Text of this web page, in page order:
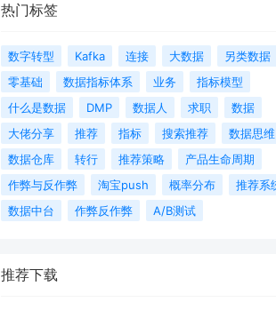
热门标签
数字转型 Kafka 连接 大数据
另类数据
零基础
数据指标体系 业务
指标模型
什么是数据
DMP 数据人 求职
数据
大佬分享
推荐 指标 搜索推荐
数据思维
数据仓库
转行 推荐策略
产品生命周期
作弊与反作弊
淘宝push 概率分布
推荐系
数据中台
作弊反作弊 A/B测试
推荐下载